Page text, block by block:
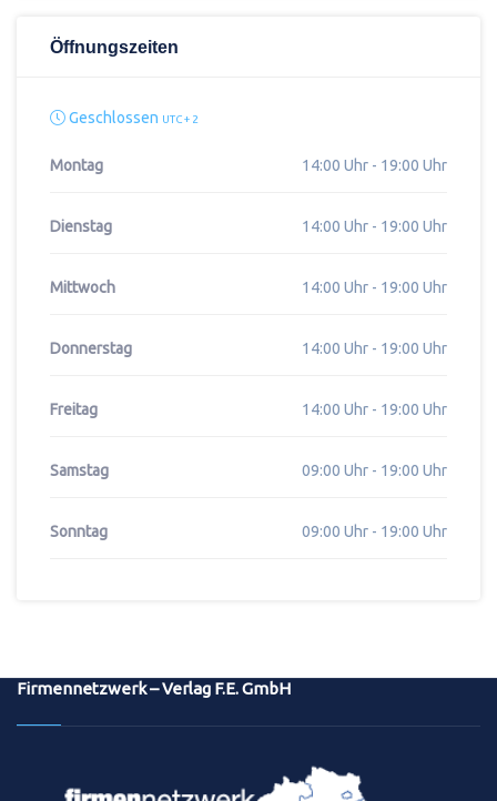
Öffnungszeiten
Geschlossen UTC + 2
Montag 14:00 Uhr - 19:00 Uhr
Dienstag 14:00 Uhr - 19:00 Uhr
Mittwoch 14:00 Uhr - 19:00 Uhr
Donnerstag 14:00 Uhr - 19:00 Uhr
Freitag 14:00 Uhr - 19:00 Uhr
Samstag 09:00 Uhr - 19:00 Uhr
Sonntag 09:00 Uhr - 19:00 Uhr
Firmennetzwerk – Verlag F.E. GmbH